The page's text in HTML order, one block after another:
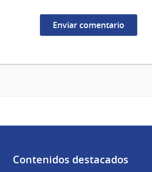
Contenidos destacados